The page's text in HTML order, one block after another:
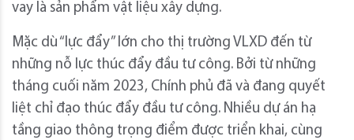
vay là sản phẩm vật liệu xây dựng.
Mặc dù “lực đẩy” lớn cho thị trường VLXD đến từ
những nỗ lực thúc đẩy đầu tư công. Bởi từ những
tháng cuối năm 2023, Chính phủ đã và đang quyết
liệt chỉ đạo thúc đẩy đầu tư công. Nhiều dự án hạ
tầng giao thông trọng điểm được triển khai, cùng